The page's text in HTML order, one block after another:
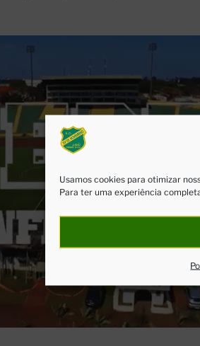
Usamos cookies para otimizar
Para ter uma experiência